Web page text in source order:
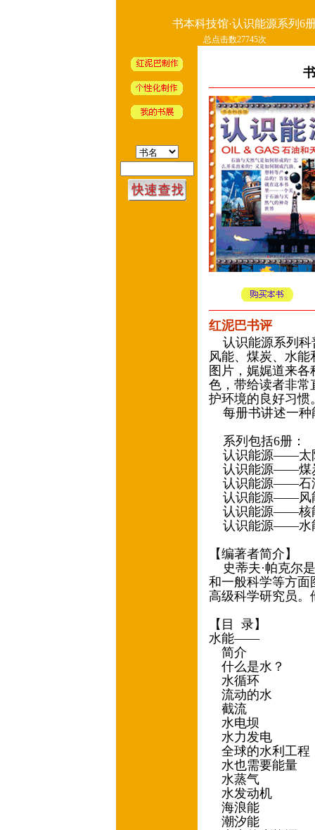
书本科技馆·认识能源系列6
总点击数27745次
红泥巴书评
认识能源系列科
风能、煤炭、水
图片，娓娓道来
色，带给读者非常
护环境的良好习
每册书讲述一种
系列包括6册：
认识能源——太
认识能源——煤
认识能源——石
认识能源——风
认识能源——核
认识能源——水
【编著者简介】
史蒂夫·帕克尔
和一般科学等方面
高级科学研究员
【目 录】
水能——
简介
什么是水？
水循环
流动的水
截流
水电坝
水力发电
全球的水利工程
水也需要能量
水蒸气
水发动机
海浪能
潮汐能